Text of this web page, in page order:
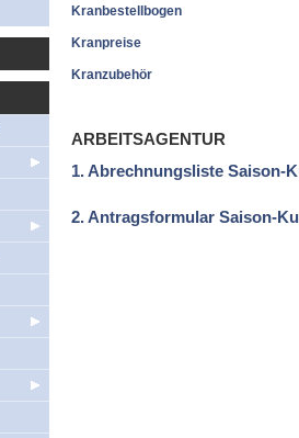
Kranbestellbogen
Kranpreise
Kranzubehör
ARBEITSAGENTUR
1. Abrechnungsliste Saison-
2. Antragsformular Saison-